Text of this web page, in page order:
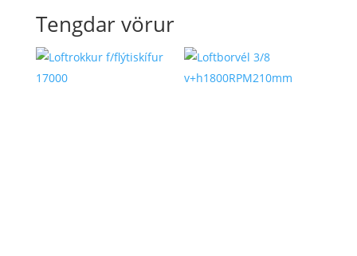
Tengdar vörur